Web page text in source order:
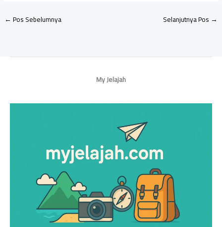
←Pos Sebelumnya Selanjutnya Pos →
My Jelajah